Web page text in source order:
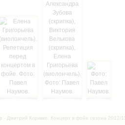
Дмитрий Корявко. Концерт в фойе сезона 2012/